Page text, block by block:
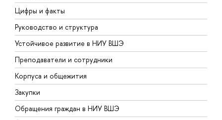
Цифры и факты
Руководство и структура
Устойчивое развитие в НИУ ВШЭ
Преподаватели и сотрудники
Корпуса и общежития
Закупки
Обращения граждан в НИУ ВШЭ